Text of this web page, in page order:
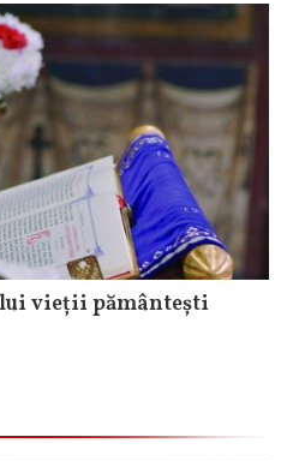
vieții pământești